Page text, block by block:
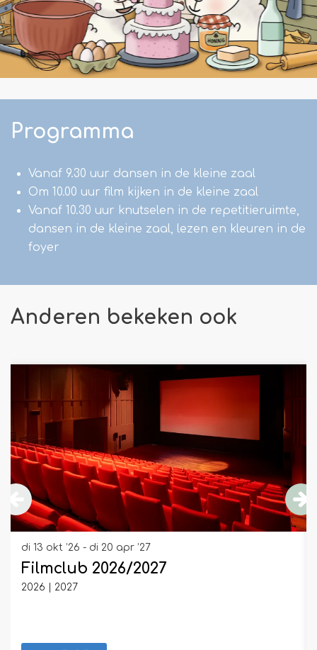
Programma
Vanaf 9.30 uur dansen in de kleine zaal
Om 10.00 uur film kijken in de kleine zaal
Vanaf 10.30 uur knutselen in de repetitieruimte,
dansen in de kleine zaal, lezen en kleuren in de
foyer
Anderen bekeken ook
Filmclub 2026/2027
2026 | 2027
di 13 okt ’26 - di 20 apr ’27